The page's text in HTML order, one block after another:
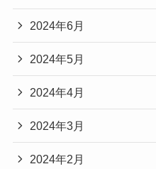
2024年6月
2024年5月
2024年4月
2024年3月
2024年2月